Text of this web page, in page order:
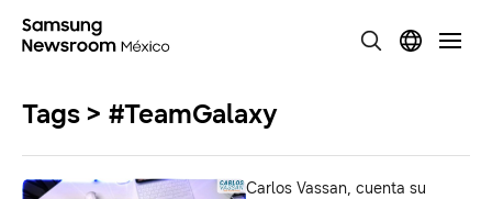
Tags > #TeamGalaxy
Carlos Vassan, cuenta su